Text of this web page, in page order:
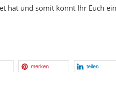
hat und somit könnt Ihr Euch
merken teilen